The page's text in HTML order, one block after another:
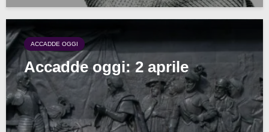
ACCADDE OGGI
Accadde oggi: 2 aprile